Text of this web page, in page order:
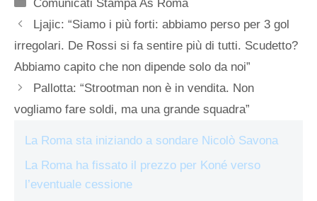
Comunicati Stampa As Roma
Ljajic: “Siamo i più forti: abbiamo perso per 3 gol
irregolari. De Rossi si fa sentire più di tutti. Scudetto?
Abbiamo capito che non dipende solo da noi”
Pallotta: “Strootman non è in vendita. Non
vogliamo fare soldi, ma una grande squadra”
La Roma sta iniziando a sondare Nicolò Savona
La Roma ha fissato il prezzo per Koné verso
l’eventuale cessione